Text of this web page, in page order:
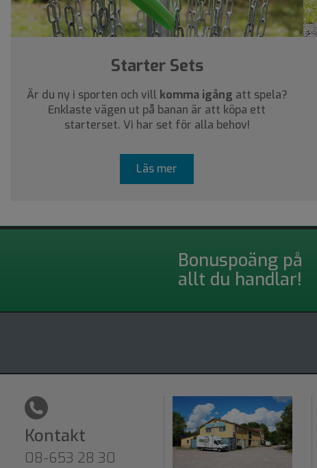
Starter Sets
Är du ny i sporten och vill komma igång att spela?
Enklaste vägen ut på banan är att köpa ett
starterset. Vi har set för alla behov!
Läs mer
Bonuspoäng på
allt du handlar!
Kontakt
08-653 28 30